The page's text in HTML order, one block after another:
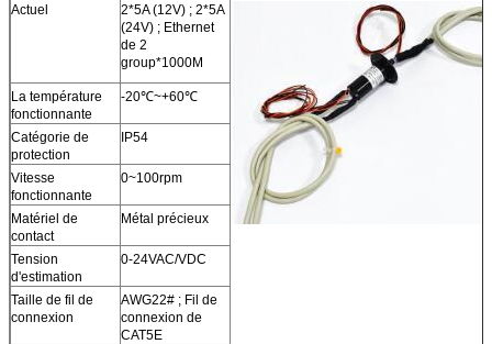
Actuel
2*5A (12V) ; 2*5A
(24V) ; Ethernet
de 2
group*1000M
La température
fonctionnante
-20℃~+60℃
Catégorie de
protection
IP54
Vitesse
fonctionnante
0~100rpm
Matériel de
contact
Métal précieux
Tension
d'estimation
0-24VAC/VDC
Taille de fil de
connexion
AWG22# ; Fil de
connexion de
CAT5E